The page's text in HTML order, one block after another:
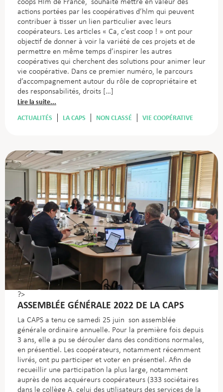
coops Hlm de France, souhaite mettre en valeur des
actions portées par les coopératives d’hlm qui peuvent
contribuer à tisser un lien particulier avec leurs
coopérateurs. Les articles « Ca, c’est coop ! » ont pour
objectif de donner à voir la variété de ces projets et de
permettre en même temps d’inspirer les autres
coopératives qui cherchent des solutions pour animer leur
vie coopérative. Dans ce premier numéro, le parcours
d’accompagnement autour du rôle de copropriétaire et
des responsabilités, droits […]
Lire la suite...
ACTUALITÉS
LA CAPS NON CLASSÉ VIE COOPÉRATIVE
?>
ASSEMBLÉE GÉNÉRALE 2022 DE LA CAPS
La CAPS a tenu ce samedi 25 juin son assemblée
générale ordinaire annuelle. Pour la première fois depuis
3 ans, elle a pu se dérouler dans des conditions normales,
en présentiel. Les coopérateurs, notamment récemment
livrés, ont pu participer et voter en présentiel. Afin de
recueillir une participation la plus large, notamment
auprès de nos acquéreurs coopérateurs (333 sociétaires
dans le collège A, celui des utilisateurs des services de la